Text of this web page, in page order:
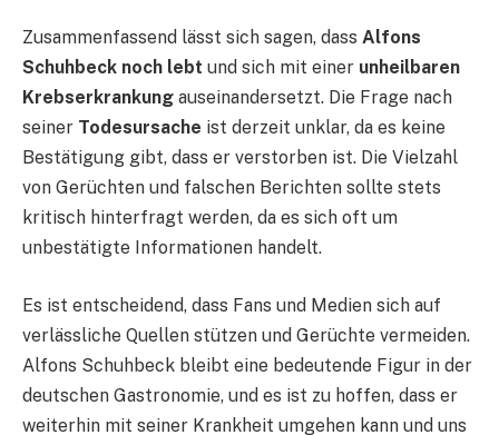
Zusammenfassend lässt sich sagen, dass Alfons
Schuhbeck noch lebt und sich mit einer unheilbaren
Krebserkrankung auseinandersetzt. Die Frage nach
seiner Todesursache ist derzeit unklar, da es keine
Bestätigung gibt, dass er verstorben ist. Die Vielzahl
von Gerüchten und falschen Berichten sollte stets
kritisch hinterfragt werden, da es sich oft um
unbestätigte Informationen handelt.
Es ist entscheidend, dass Fans und Medien sich auf
verlässliche Quellen stützen und Gerüchte vermeiden.
Alfons Schuhbeck bleibt eine bedeutende Figur in der
deutschen Gastronomie, und es ist zu hoffen, dass er
weiterhin mit seiner Krankheit umgehen kann und uns